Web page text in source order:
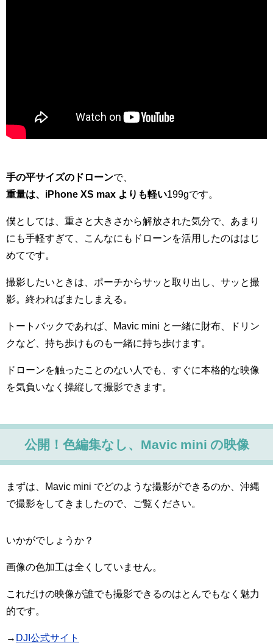
手の平サイズのドローンで、
重量は、iPhone XS max よりも軽い199gです。
僕としては、重さと大きさから解放された気分で、あまり
にも手軽すぎて、こんなにもドローンを活用したのははじ
めてです。
撮影したいときは、ポーチからサッと取り出し、サッと撮
影。終わればまたしまえる。
トートバックであれば、Mavic mini と一緒に財布、ドリン
クなど、持ち歩けものも一緒に持ち歩けます。
ドローンを触ったことのない人でも、すぐに本格的な映像
を気負いなく操縦して撮影できます。
公開！色編集なし、Mavic mini の映像
まずは、Mavic mini でどのような撮影ができるのか、沖縄
で撮影をしてきましたので、ご覧ください。
いかがでしょうか？
画像の色加工は全くしていません。
これだけの映像が誰でも撮影できるのはとんでもなく魅力
的です。
→ DJI公式サイト